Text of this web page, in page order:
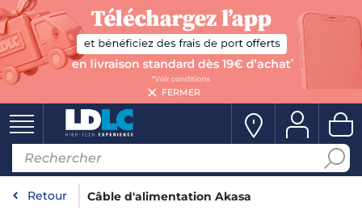
FERMER
Retour Câble d'alimentation Akasa